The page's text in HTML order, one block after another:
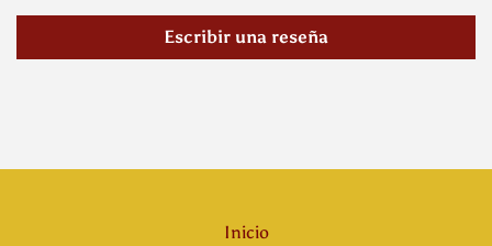
Escribir una reseña
Inicio